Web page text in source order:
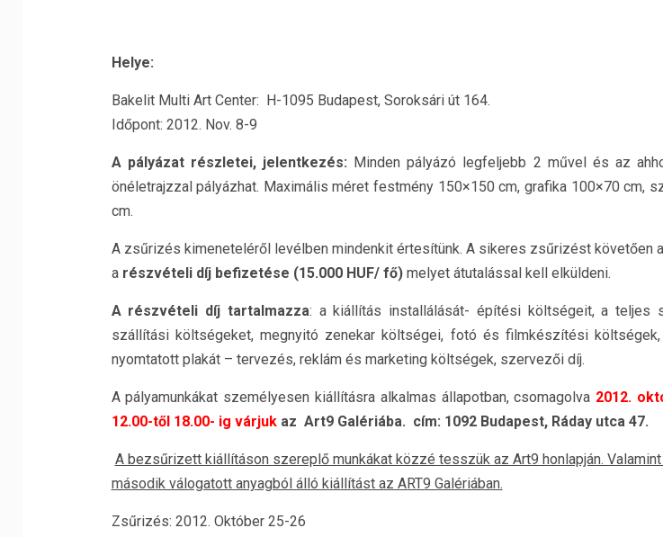
Helye:
Bakelit Multi Art Center: H-1095 Budapest, Soroksári út 164.
Időpont: 2012. Nov. 8-9
A pályázat részletei, jelentkezés: Minden pályázó legfeljebb 2 művel és az
önéletrajzzal pályázhat. Maximális méret festmény 150×150 cm, grafika 100×70 cm,
cm.
A zsűrizés kimeneteléről levélben mindenkit értesítünk. A sikeres zsűrizést követően
a részvételi díj befizetése (15.000 HUF/ fő)melyet átutalással kell elküldeni.
A részvételi díj tartalmazza: a kiállítás installálását- építési költségeit, a teljes
szállítási költségeket, megnyitó zenekar költségei, fotó és filmkészítési
nyomtatott plakát – tervezés, reklám és marketing költségek, szervezői díj.
A pályamunkákat személyesen kiállításra alkalmas állapotban, csomagolva 2012.
12.00-től 18.00- ig várjukaz Art9 Galériába. cím: 1092 Budapest, Ráday utca 47.
A bezsűrizett kiállításon szereplő munkákat közzé tesszük az Art9 honlapján.
második válogatott anyagból álló kiállítást az ART9 Galériában.
Zsűrizés: 2012. Október 25-26